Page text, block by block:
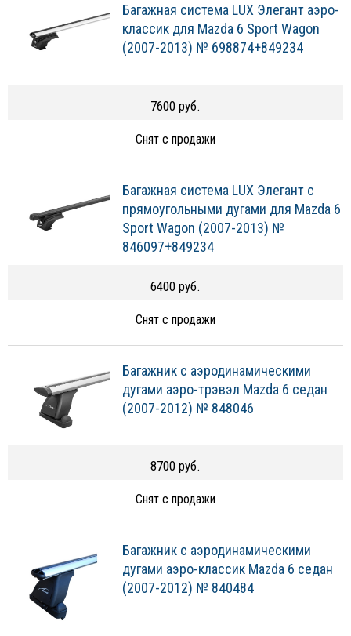
Багажная система LUX Элегант аэро-
классик для Mazda 6 Sport Wagon
(2007-2013) № 698874+849234
7600 руб.
Снят с продажи
Багажная система LUX Элегант с
прямоугольными дугами для Mazda 6
Sport Wagon (2007-2013) №
846097+849234
6400 руб.
Снят с продажи
Багажник с аэродинамическими
дугами аэро-трэвэл Mazda 6 седан
(2007-2012) № 848046
8700 руб.
Снят с продажи
Багажник с аэродинамическими
дугами аэро-классик Mazda 6 седан
(2007-2012) № 840484